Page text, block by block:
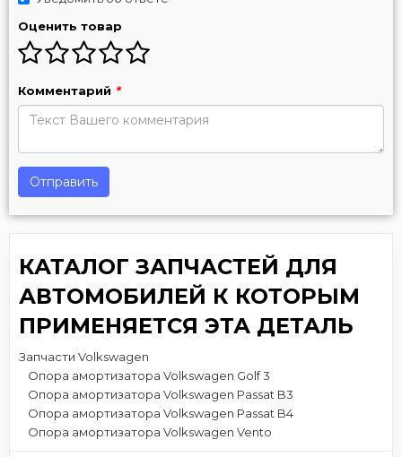
Оценить товар
Комментарий *
Отправить
КАТАЛОГ ЗАПЧАСТЕЙ ДЛЯ
АВТОМОБИЛЕЙ К КОТОРЫМ
ПРИМЕНЯЕТСЯ ЭТА ДЕТАЛЬ
Запчасти Volkswagen
Опора амортизатора Volkswagen Golf 3
Опора амортизатора Volkswagen Passat B3
Опора амортизатора Volkswagen Passat B4
Опора амортизатора Volkswagen Vento